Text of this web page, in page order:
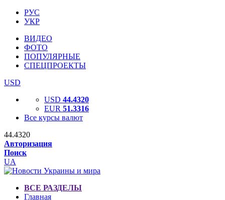
РУС
УКР
ВИДЕО
ФОТО
ПОПУЛЯРНЫЕ
СПЕЦПРОЕКТЫ
USD
USD 44.4320
EUR 51.3316
Все курсы валют
44.4320
Авторизация
Поиск
UA
ВСЕ РАЗДЕЛЫ
Главная